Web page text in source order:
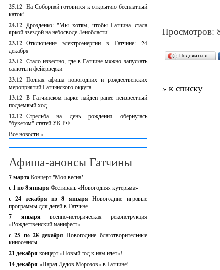
25.12 На Соборной готовится к открытию бесплатный
каток!
24.12 Дрозденко: "Мы хотим, чтобы Гатчина стала
яркой звездой на небосводе Ленобласти"
23.12 Отключение электроэнергии в Гатчине: 24
декабря
23.12 Стало известно, где в Гатчине можно запускать
салюты и фейерверки
23.12 Полная афиша новогодних и рождественских
мероприятий Гатчинского округа
13.12 В Гатчинском парке найден ранее неизвестный
подземный ход
12.12 Стрельба на день рождения обернулась
"букетом" статей УК РФ
Все новости »
Афиша-анонсы Гатчины
7 мартаКонцерт "Моя весна"
с 1 по 8 января Фестиваль «Новогодняя кутерьма»
с 24 декабря по 8 январяНовогодние игровые
программы для детей в Гатчине
7 январявоенно-историческая реконструкция
«Рождественский манифест»
c 25 по 28 декабряНовогодние благотворительные
киносеансы
21 декабря концерт «Новый год к нам идет»!
14 декабря «Парад Дедов Морозов» в Гатчине!
Просмотров:
Поделиться…
» к списку